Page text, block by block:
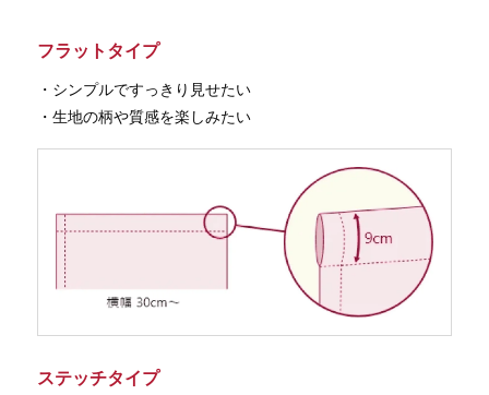
フラットタイプ
・シンプルですっきり見せたい
・生地の柄や質感を楽しみたい
ステッチタイプ